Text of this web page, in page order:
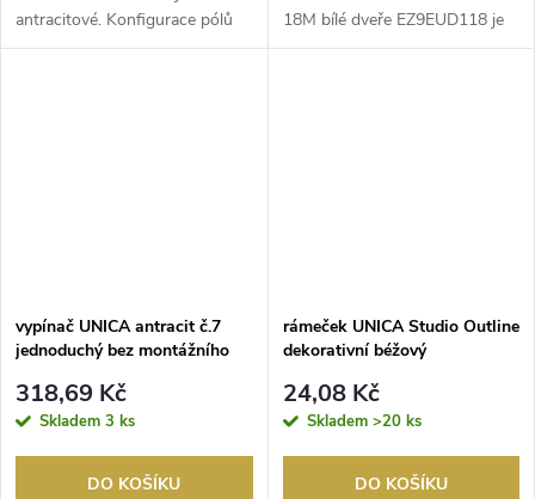
antracitové. Konfigurace pólů
zásuvky je ...
18M bílé dveře EZ9EUD118 je
vybavena 1 zemnicí a 1 n...
vypínač UNICA antracit č.7
jednoduchý bez montážního
318,69 Kč
Skladem 3 ks
DO KOŠÍKU
rámeček UNICA Studio Outline
dekorativní béžový
24,08 Kč
Skladem >20 ks
DO KOŠÍKU